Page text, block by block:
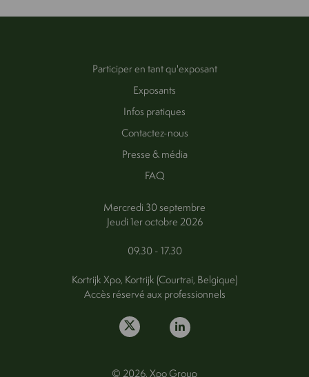
Participer en tant qu'exposant
Exposants
Infos pratiques
Contactez-nous
Presse & média
FAQ
Mercredi 30 septembre
Jeudi 1er octobre 2026
09.30 - 17.30
Kortrijk Xpo, Kortrijk (Courtrai, Belgique)
Accès réservé aux professionnels
© 2026, Xpo Group